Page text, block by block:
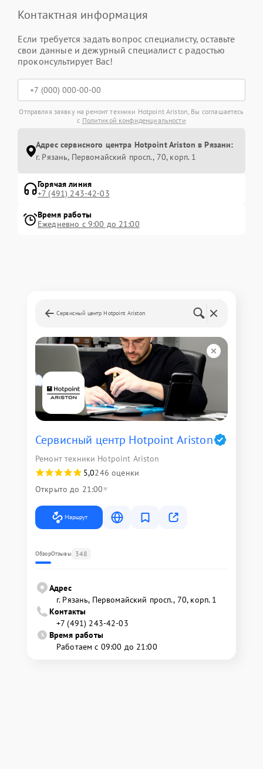
Контактная информация
Если требуется задать вопрос специалисту, оставьте
свои данные и дежурный специалист с радостью
проконсультирует Вас!
Отправляя заявку на ремонт техники Hotpoint Ariston, Вы соглашаетесь
с Политикой конфиденциальности
Адрес сервисного центра Hotpoint Ariston в Рязани:
г. Рязань, Первомайский просп., 70, корп. 1
Горячая линия
+7 (491) 243-42-03
Время работы
Ежедневно с 9:00 до 21:00
Сервисный центр Hotpoint Ariston
Сервисный центр Hotpoint Ariston
Ремонт техники Hotpoint Ariston
5,0246 оценки
Открыто до 21:00
Маршрут
ОбзорОтзывы 348
Адрес
г. Рязань, Первомайский просп., 70, корп. 1
Контакты
+7 (491) 243-42-03
Время работы
Работаем с 09:00 до 21:00